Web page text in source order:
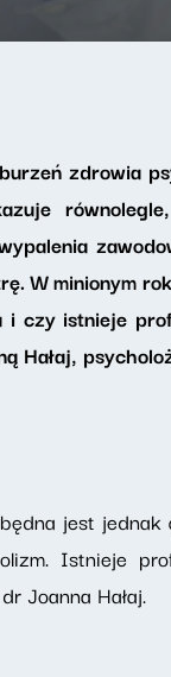
zdrowia
W minionym
czy istnieje
Hałaj,
jest
Istnieje
Joanna Hałaj.